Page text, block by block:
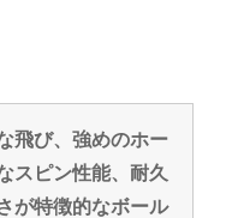
飛び、強めのホー
スピン性能、耐久
が特徴的なボール